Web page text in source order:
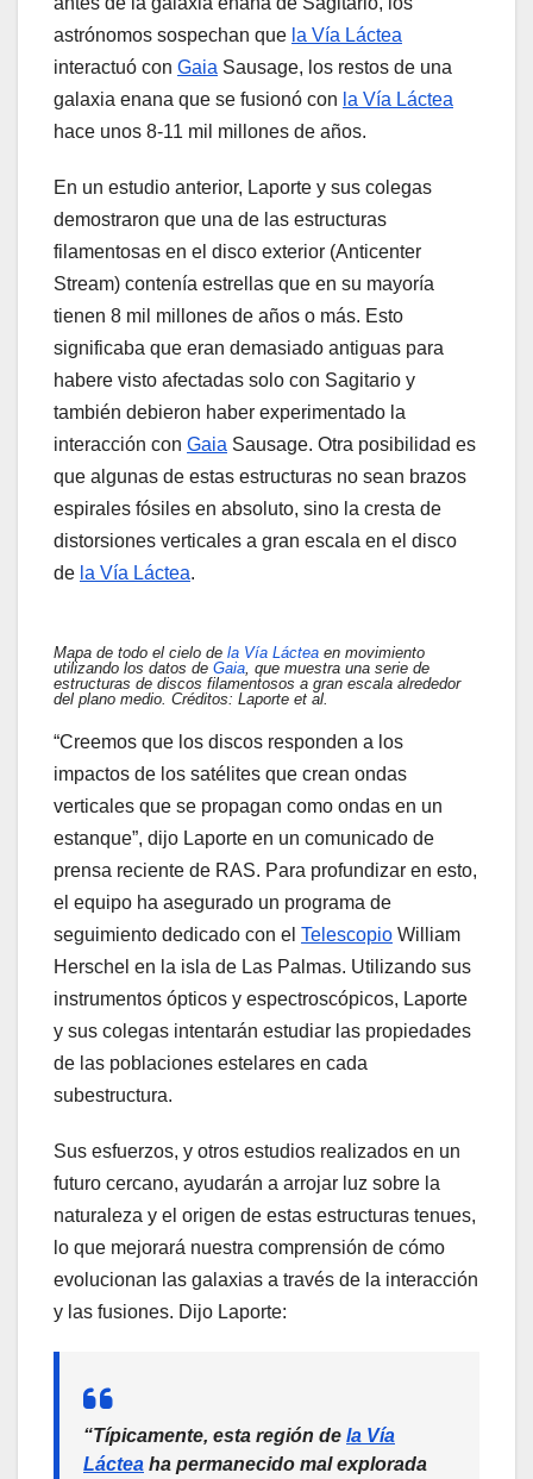
astrónomos sospechan que la Vía Láctea
interactuó con Gaia Sausage, los restos de una
galaxia enana que se fusionó con la Vía Láctea
hace unos 8-11 mil millones de años.
En un estudio anterior, Laporte y sus colegas
demostraron que una de las estructuras
filamentosas en el disco exterior (Anticenter
Stream) contenía estrellas que en su mayoría
tienen 8 mil millones de años o más. Esto
significaba que eran demasiado antiguas para
habere visto afectadas solo con Sagitario y
también debieron haber experimentado la
interacción con Gaia Sausage. Otra posibilidad es
que algunas de estas estructuras no sean brazos
espirales fósiles en absoluto, sino la cresta de
distorsiones verticales a gran escala en el disco
de la Vía Láctea.
Mapa de todo el cielo de la Vía Láctea en movimiento
utilizando los datos de Gaia , que muestra una serie de
estructuras de discos filamentosos a gran escala alrededor
del plano medio. Créditos: Laporte et al.
“Creemos que los discos responden a los
impactos de los satélites que crean ondas
verticales que se propagan como ondas en un
estanque”, dijo Laporte en un comunicado de
prensa reciente de RAS. Para profundizar en esto,
el equipo ha asegurado un programa de
seguimiento dedicado con el Telescopio William
Herschel en la isla de Las Palmas. Utilizando sus
instrumentos ópticos y espectroscópicos, Laporte
y sus colegas intentarán estudiar las propiedades
de las poblaciones estelares en cada
subestructura.
Sus esfuerzos, y otros estudios realizados en un
futuro cercano, ayudarán a arrojar luz sobre la
naturaleza y el origen de estas estructuras tenues,
lo que mejorará nuestra comprensión de cómo
evolucionan las galaxias a través de la interacción
y las fusiones. Dijo Laporte:
“Típicamente, esta región de la Vía
Láctea ha permanecido mal explorada